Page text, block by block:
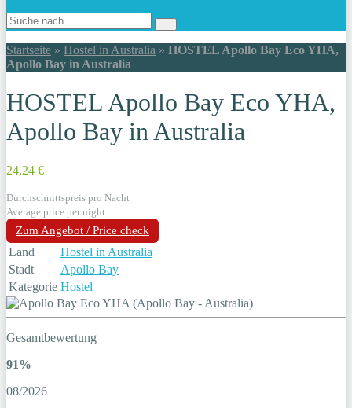
Startseite » Hostel in Australia » HOSTEL Apollo Bay Eco YHA,
Apollo Bay in Australia
HOSTEL Apollo Bay Eco YHA,
Apollo Bay in Australia
24,24 €
Durchschnittspreis pro Nacht
Average price per night
Zum Angebot / Price check
Land
Hostel in Australia
Stadt
Apollo Bay
Kategorie Hostel
Gesamtbewertung
91%
08/2026